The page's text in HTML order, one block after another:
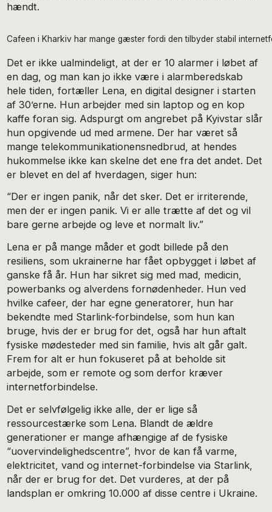
hændt.
Cafeen i Kharkiv har mange gæster fordi den tilbyder stabil
Det er ikke ualmindeligt, at der er 10 alarmer i løbet af
en dag, og man kan jo ikke være i alarmberedskab
hele tiden, fortæller Lena, en digital designer i starten
af 30’erne. Hun arbejder med sin laptop og en kop
kaffe foran sig. Adspurgt om angrebet på Kyivstar slår
hun opgivende ud med armene. Der har været så
mange telekommunikationensnedbrud, at hendes
hukommelse ikke kan skelne det ene fra det andet. Det
er blevet en del af hverdagen, siger hun:
“Der er ingen panik, når det sker. Det er irriterende,
men der er ingen panik. Vi er alle trætte af det og vil
bare gerne arbejde og leve et normalt liv.”
Lena er på mange måder et godt billede på den
resiliens, som ukrainerne har fået opbygget i løbet af
ganske få år. Hun har sikret sig med mad, medicin,
powerbanks og alverdens fornødenheder. Hun ved
hvilke cafeer, der har egne generatorer, hun har
bekendte med Starlink-forbindelse, som hun kan
bruge, hvis der er brug for det, også har hun aftalt
fysiske mødesteder med sin familie, hvis alt går galt.
Frem for alt er hun fokuseret på at beholde sit
arbejde, som er remote og som derfor kræver
internetforbindelse.
Det er selvfølgelig ikke alle, der er lige så
ressourcestærke som Lena. Blandt de ældre
generationer er mange afhængige af de fysiske
“uovervindelighedscentre”, hvor de kan få varme,
elektricitet, vand og internet-forbindelse via Starlink,
når der er brug for det. Det vurderes, at der på
landsplan er omkring 10.000 af disse centre i Ukraine.